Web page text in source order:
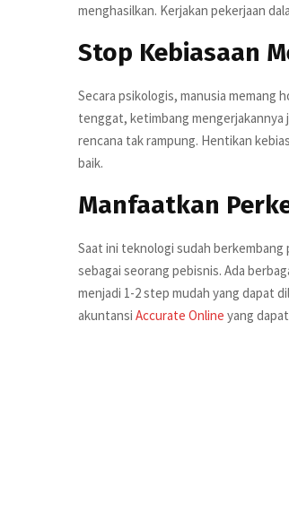
menghasilkan. Kerjakan pekerjaan
Stop Kebiasaan
Secara psikologis, manusia memang
tenggat, ketimbang mengerjakannya
rencana tak rampung. Hentikan
baik.
Manfaatkan
Saat ini teknologi sudah
sebagai seorang pebisnis. Ada
menjadi 1-2 step mudah yang dapat
akuntansi Accurate Online yang